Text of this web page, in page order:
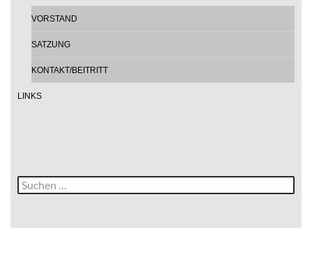
VORSTAND
SATZUNG
KONTAKT/BEITRITT
LINKS
Suche
nach: